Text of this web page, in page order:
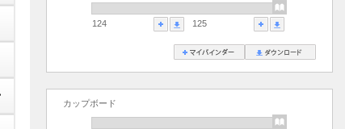
124 125
カップボード